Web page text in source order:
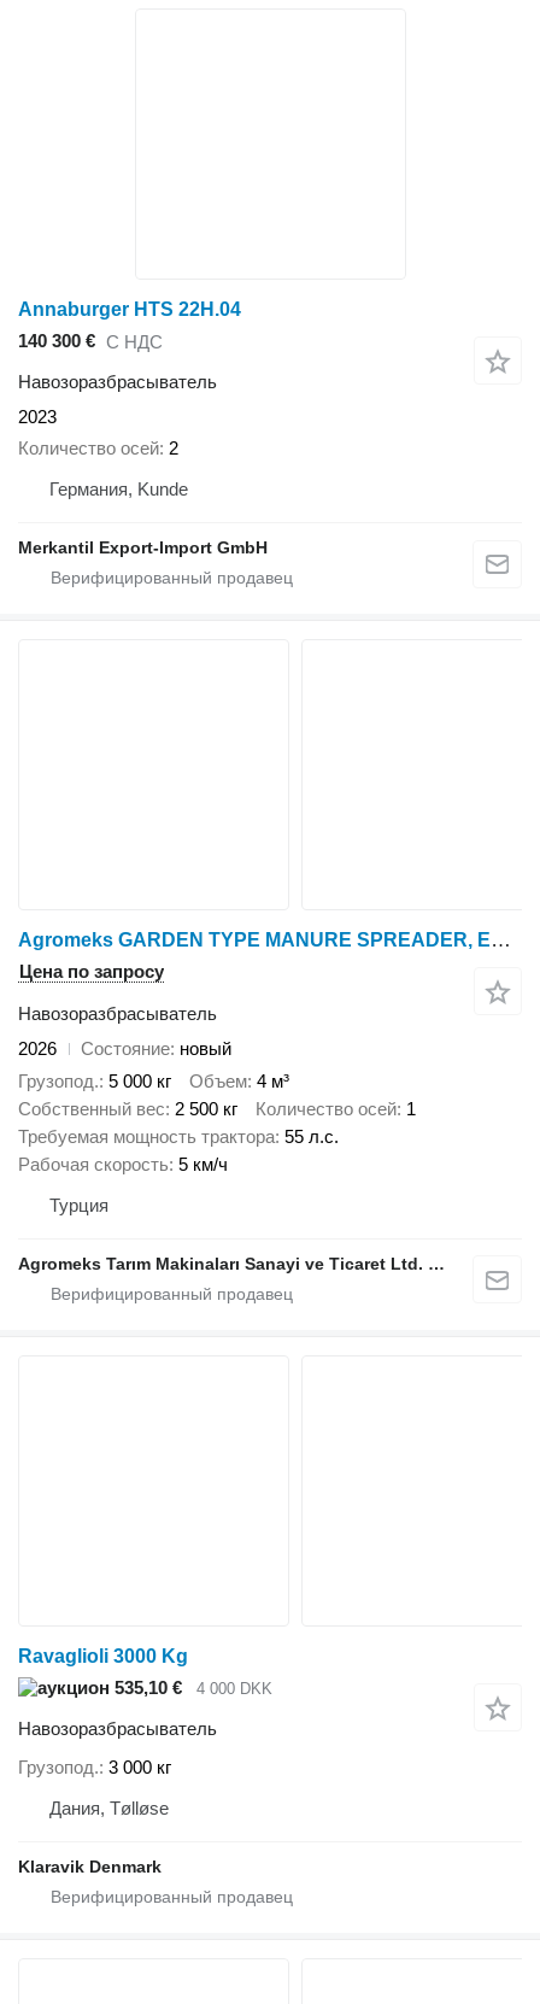
Annaburger HTS 22H.04
140 300 € С НДС
Навозоразбрасыватель
2023
Количество осей 2
Германия, Kunde
Merkantil Export-Import GmbH
Agromeks GARDEN TYPE MANURE SPREADER, ESPARCIDOR DE ESTIÉRCOL SÓLIDO, REM
Цена по запросу
Навозоразбрасыватель
2026
Состояние новый
Грузопод. 5 000 кг Объем 4 м³
Собственный вес 2 500 кг Количество осей 1
Требуемая мощность трактора 55 л.с.
Рабочая скорость 5 км/ч
Турция
Agromeks Tarım Makinaları Sanayi ve Ticaret Ltd. Şti.
Ravaglioli 3000 Kg
535,10 €
4 000 DKK
Навозоразбрасыватель
Грузопод. 3 000 кг
Дания, Tølløse
Klaravik Denmark